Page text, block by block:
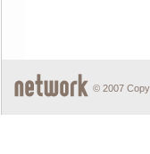
© 2007